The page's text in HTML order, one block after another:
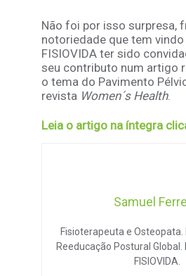
Não foi por isso surpresa,
notoriedade que tem vindo
FISIOVIDA ter sido
seu contributo num artigo
o tema do Pavimento
revista Women´s Health.
Leia o artigo na íntegra
Samuel
Fisioterapeuta e
Reeducação Postural Global.
FISIOVIDA.